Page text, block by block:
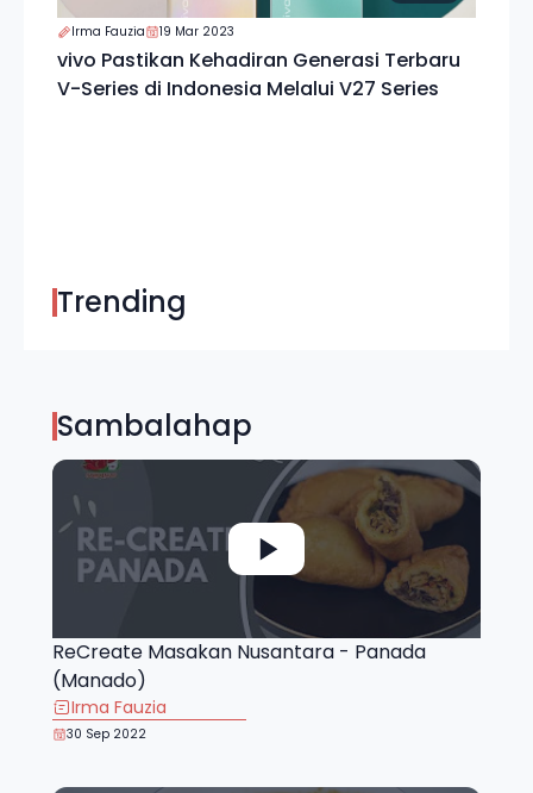
Irma Fauzia 19 Mar 2023
vivo Pastikan Kehadiran Generasi Terbaru
V-Series di Indonesia Melalui V27 Series
Trending
Sambalahap
ReCreate Masakan Nusantara - Panada
(Manado)
Irma Fauzia
30 Sep 2022